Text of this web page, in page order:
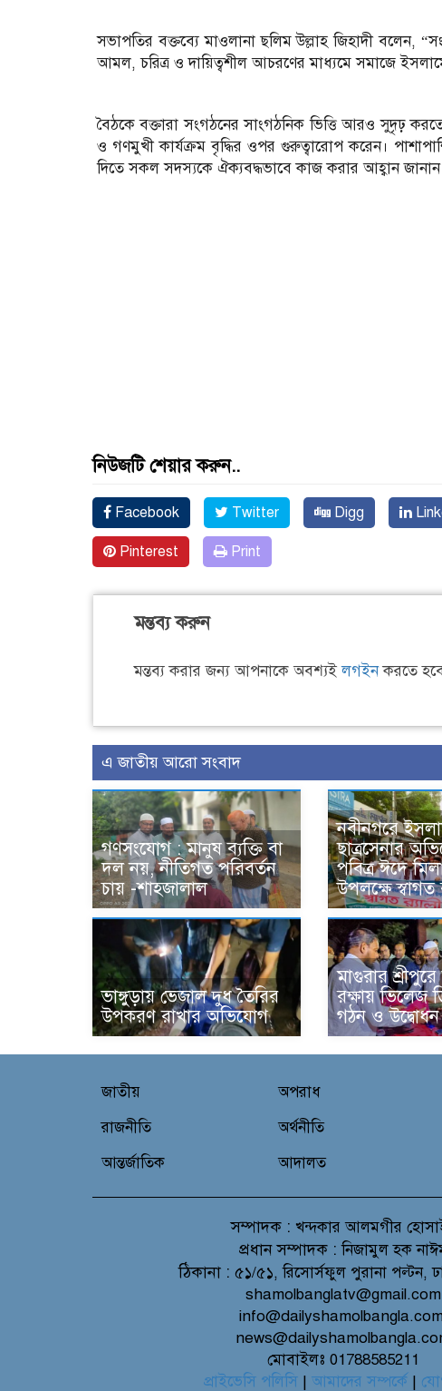
সভাপতির বক্তব্যে মাওলানা ছলিম উল্লাহ জিহাদী বলেন,
আমল, চরিত্র ও দায়িত্বশীল আচরণের মাধ্যমে সমাজে
বৈঠকে বক্তারা সংগঠনের সাংগঠনিক ভিত্তি আরও সুদৃঢ়
ও গণমুখী কার্যক্রম বৃদ্ধির ওপর গুরুত্বারোপ করেন।
দিতে সকল সদস্যকে ঐক্যবদ্ধভাবে কাজ করার আহ্বান
নিউজটি শেয়ার করুন..
Facebook Twitter Digg
Pinterest Print
মন্তব্য করুন
মন্তব্য করার জন্য আপনাকে অবশ্যইলগইনকরতে
এ জাতীয় আরো সংবাদ
গণসংযোগ : মানুষ ব্যক্তি বা
দল নয়, নীতিগত পরিবর্তন
চায় -শাহজালাল
নবীনগরে
ছাত্রসেনার
পবিত্র ঈদে
উপলক্ষে স্বাগত
ভাঙ্গুড়ায় ভেজাল দুধ তৈরির
উপকরণ রাখার অভিযোগ
মাগুরার শ্রীপুরে
রক্ষায় ভিলেজ
গঠন ও উদ্বোধন
জাতীয়
রাজনীতি
আন্তর্জাতিক
অপরাধ
অর্থনীতি
আদালত
সম্পাদক : খন্দকার আলমগীর
প্রধান সম্পাদক : নিজামুল হক
ঠিকানা : ৫১/৫১, রিসোর্সফুল পুরানা পল্টন,
shamolbanglatv@gmail.com
মোবাইলঃ 01788585211
প্রাইভেসি পলিসি| আমাদের সম্পর্কে|